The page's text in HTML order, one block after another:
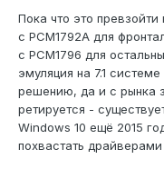
Пока что это
с PCM1792A для
с PCM1796 для
эмуляция на 7.1
решению, да и с рынка
ретируется -
Windows 10 ещё 2015
похвастать